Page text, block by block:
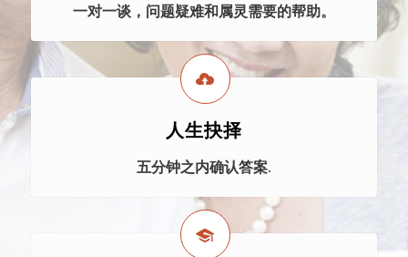
一对一谈，问题疑难和属灵需要的帮助。
人生抉择
五分钟之内确认答案.